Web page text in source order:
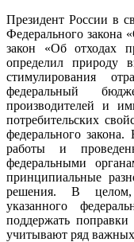
Президент России в
Федерального закона
закон «Об отходах
определил природу
стимулирования
федеральный
производителей и
потребительских
федерального
работы и
федеральными
принципиальные
решения. В целом,
указанного
поддержать
учитывают ряд